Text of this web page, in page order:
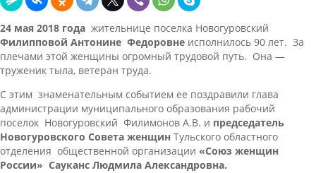
24 мая 2018 года жительнице поселка Новогуровский
Филипповой Антонине Федоровне исполнилось 90 лет. За
плечами этой женщины огромный трудовой путь. Она —
труженик тыла, ветеран труда.
С этим знаменательным событием ее поздравили глава
администрации муниципального образования рабочий
поселок Новогуровский Филимонов А.В. и председатель
Новогуровского Совета женщин Тульского областного
отделения общественной организации «Союз женщин
России» Сауканс Людмила Александровна.